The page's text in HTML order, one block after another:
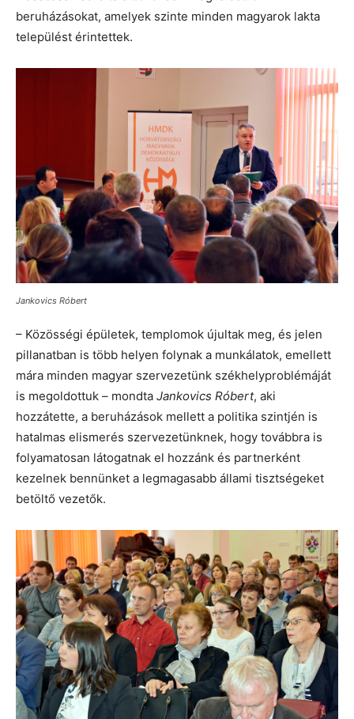
beruházásokat, amelyek szinte minden magyarok lakta
települést érintettek.
Jankovics Róbert
– Közösségi épületek, templomok újultak meg, és jelen
pillanatban is több helyen folynak a munkálatok, emellett
mára minden magyar szervezetünk székhelyproblémáját
is megoldottuk – mondta Jankovics Róbert, aki
hozzátette, a beruházások mellett a politika szintjén is
hatalmas elismerés szervezetünknek, hogy továbbra is
folyamatosan látogatnak el hozzánk és partnerként
kezelnek bennünket a legmagasabb állami tisztségeket
betöltő vezetők.